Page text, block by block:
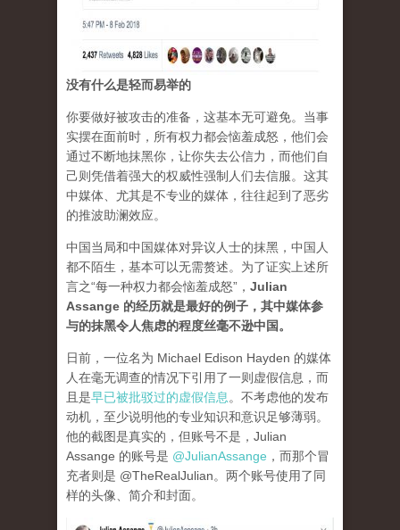
没有什么是轻而易举的
你要做好被攻击的准备，这基本无可避免。当事
实摆在面前时，所有权力都会恼羞成怒，他们会
通过不断地抹黑你，让你失去公信力，而他们自
己则凭借着强大的权威性强制人们去信服。这其
中媒体、尤其是不专业的媒体，往往起到了恶劣
的推波助澜效应。
中国当局和中国媒体对异议人士的抹黑，中国人
都不陌生，基本可以无需赘述。为了证实上述所
言之“每一种权力都会恼羞成怒”， Julian
Assange 的经历就是最好的例子，其中媒体参
与的抹黑令人焦虑的程度丝毫不逊中国。
日前，一位名为 Michael Edison Hayden 的媒体
人在毫无调查的情况下引用了一则虚假信息，而
且是早已被批驳过的虚假信息 。不考虑他的发布
动机，至少说明他的专业知识和意识足够薄弱。
他的截图是真实的，但账号不是，Julian
Assange 的账号是 @JulianAssange ，而那个冒
充者则是 @TheRealJulian。两个账号使用了同
样的头像、简介和封面。